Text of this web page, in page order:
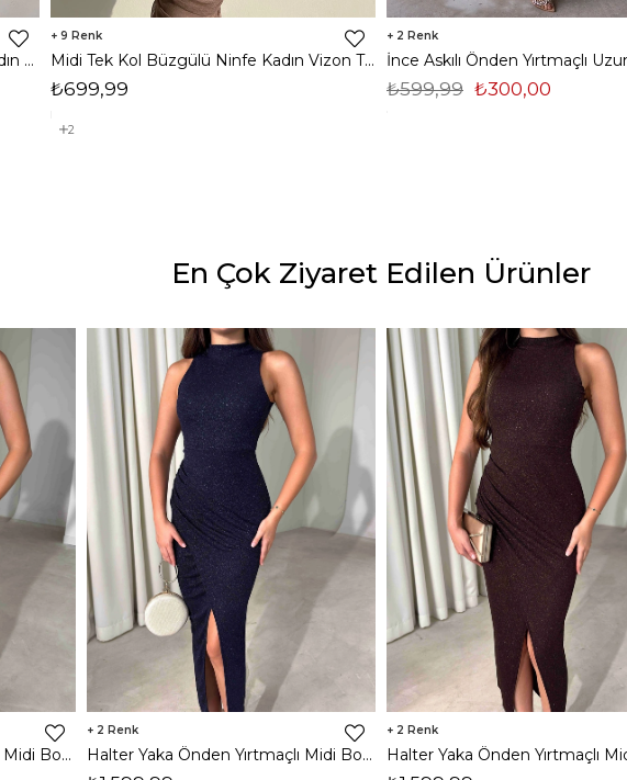
Midi Tek Kol Önden Yırtmaçlı Akira Kadın Siyah Elbise 22K000228
9
Midi Tek Kol Büzgülü Ninfe Kadın Vizon Tül Elbise 22K000524
₺699,99
2
2
₺300,00
₺599,99
En Çok Ziyaret Edilen Ürünler
Halter Yaka Önden Yırtmaçlı Midi Boy Bordo Hasre Kadın Elbise 26Y502
2
Halter Yaka Önden Yırtmaçlı Midi Boy Lacivert Hasre Kadın Elbise 26Y502
2